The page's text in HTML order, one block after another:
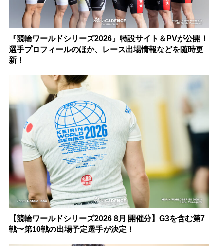
『競輪ワールドシリーズ2026』特設サイト＆PVが公開！
選手プロフィールのほか、レース出場情報などを随時更
新！
【競輪ワールドシリーズ2026 8月 開催分】G3を含む第7
戦〜第10戦の出場予定選手が決定！